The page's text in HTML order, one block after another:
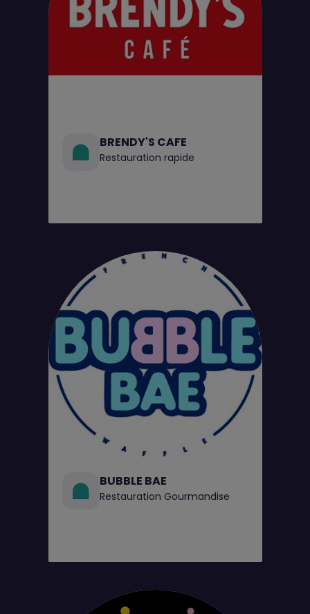
BRENDY'S CAFE
Restauration rapide
BUBBLE BAE
Restauration Gourmandise